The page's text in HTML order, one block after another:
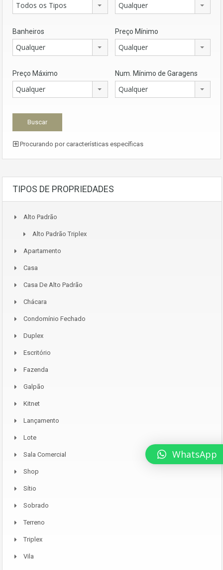
Todos os Tipos Qualquer
Banheiros
Qualquer
Preço Mínimo
Qualquer
Preço Máximo
Qualquer
Num. Mínimo de Garagens
Qualquer
Procurando por características específicas
TIPOS DE PROPRIEDADES
Alto Padrão
Alto Padrão Triplex
Apartamento
Casa
Casa De Alto Padrão
Chácara
Condomínio Fechado
Duplex
Escritório
Fazenda
Galpão
Kitnet
Lançamento
Lote
Sala Comercial
Shop
Sítio
Sobrado
Terreno
Triplex
Vila
WhatsApp